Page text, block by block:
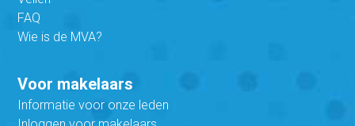
FAQ
Wie is de MVA?
Voor makelaars
Informatie voor onze leden